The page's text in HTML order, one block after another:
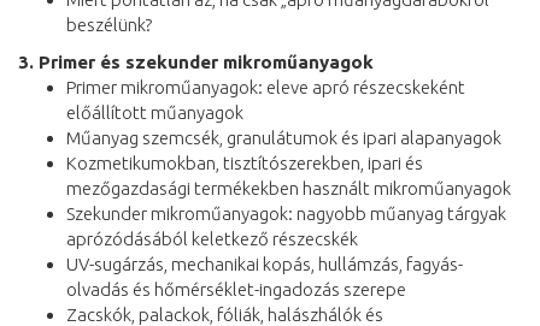
beszélünk?
3. Primer és szekunder mikroműanyagok
Primer mikroműanyagok: eleve apró részecskeként
előállított műanyagok
Műanyag szemcsék, granulátumok és ipari alapanyagok
Kozmetikumokban, tisztítószerekben, ipari és
mezőgazdasági termékekben használt mikroműanyagok
Szekunder mikroműanyagok: nagyobb műanyag tárgyak
aprózódásából keletkező részecskék
UV-sugárzás, mechanikai kopás, hullámzás, fagyás-
olvadás és hőmérséklet-ingadozás szerepe
Zacskók, palackok, fóliák, halászhálók és